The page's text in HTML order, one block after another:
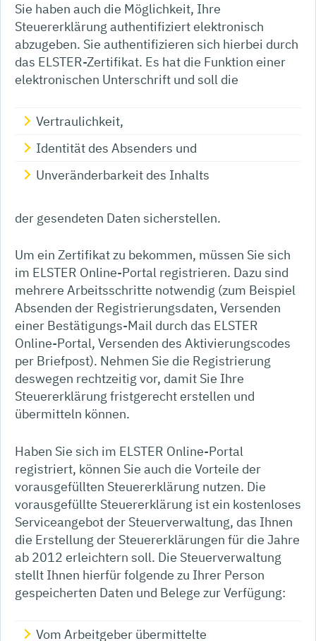
Sie haben auch die Möglichkeit, Ihre
Steuererklärung authentifiziert elektronisch
abzugeben. Sie authentifizieren sich hierbei durch
das ELSTER-Zertifikat. Es hat die Funktion einer
elektronischen Unterschrift und soll die
Vertraulichkeit,
Identität des Absenders und
Unveränderbarkeit des Inhalts
der gesendeten Daten sicherstellen.
Um ein Zertifikat zu bekommen, müssen Sie sich
im ELSTER Online-Portal registrieren. Dazu sind
mehrere Arbeitsschritte notwendig (zum Beispiel
Absenden der Registrierungsdaten, Versenden
einer Bestätigungs-Mail durch das ELSTER
Online-Portal, Versenden des Aktivierungscodes
per Briefpost). Nehmen Sie die Registrierung
deswegen rechtzeitig vor, damit Sie Ihre
Steuererklärung fristgerecht erstellen und
übermitteln können.
Haben Sie sich im ELSTER Online-Portal
registriert, können Sie auch die Vorteile der
vorausgefüllten Steuererklärung nutzen. Die
vorausgefüllte Steuererklärung ist ein kostenloses
Serviceangebot der Steuerverwaltung, das Ihnen
die Erstellung der Steuererklärungen für die Jahre
ab 2012 erleichtern soll. Die Steuerverwaltung
stellt Ihnen hierfür folgende zu Ihrer Person
gespeicherten Daten und Belege zur Verfügung:
Vom Arbeitgeber übermittelte